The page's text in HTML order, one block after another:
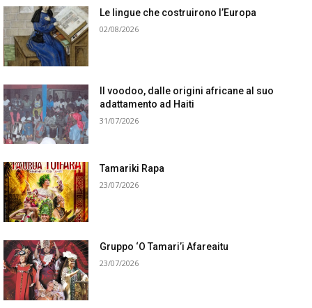
Le lingue che costruirono l’Europa
02/08/2026
Il voodoo, dalle origini africane al suo
adattamento ad Haiti
31/07/2026
Tamariki Rapa
23/07/2026
Gruppo ‘O Tamari’i Afareaitu
23/07/2026